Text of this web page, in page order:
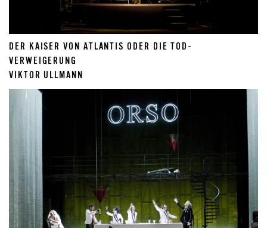
DER KAISER VON ATLANTIS ODER DIE TOD-
VERWEIGERUNG
VIKTOR ULLMANN